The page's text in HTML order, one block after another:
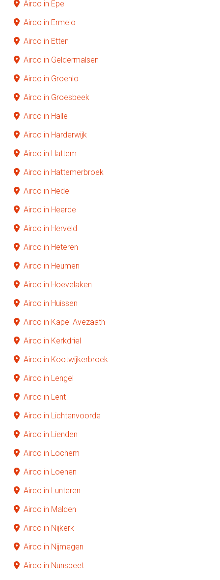
Airco in Epe
Airco in Ermelo
Airco in Etten
Airco in Geldermalsen
Airco in Groenlo
Airco in Groesbeek
Airco in Halle
Airco in Harderwijk
Airco in Hattem
Airco in Hattemerbroek
Airco in Hedel
Airco in Heerde
Airco in Herveld
Airco in Heteren
Airco in Heumen
Airco in Hoevelaken
Airco in Huissen
Airco in Kapel Avezaath
Airco in Kerkdriel
Airco in Kootwijkerbroek
Airco in Lengel
Airco in Lent
Airco in Lichtenvoorde
Airco in Lienden
Airco in Lochem
Airco in Loenen
Airco in Lunteren
Airco in Malden
Airco in Nijkerk
Airco in Nijmegen
Airco in Nunspeet